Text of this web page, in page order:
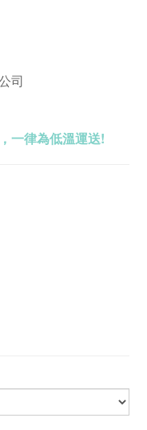
司
一律為低溫運送!